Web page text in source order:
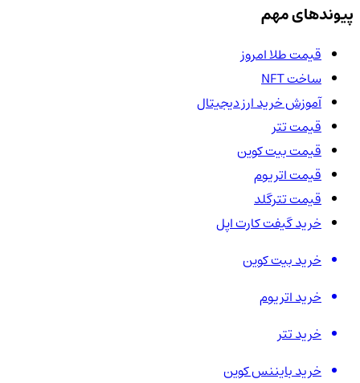
پیوندهای مهم
قیمت طلا امروز
ساخت NFT
آموزش خرید ارز دیجیتال
قیمت تتر
قیمت بیت کوین
قیمت اتریوم
قیمت تترگلد
خرید گیفت کارت اپل
خرید بیت کوین
خرید اتریوم
خرید تتر
خرید بایننس کوین